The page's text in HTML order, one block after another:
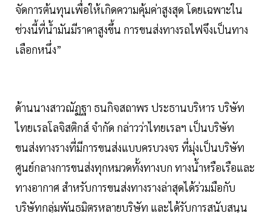
จัดการต้นทุนเพื่อให้เกิดความคุ้มค่าสูงสุด โดยเฉพาะใน
ช่วงนี้ที่น้ำมันมีราคาสูงขึ้น การขนส่งทางรถไฟจึงเป็นทาง
เลือกหนึ่ง”
ด้านนางสาวณัฏฐา ธนกิจสถาพร ประธานบริหาร บริษัท
ไทยเรลโลจิสติกส์ จำกัด กล่าวว่าไทยเรลฯ เป็นบริษัท
ขนส่งทางรางที่มีการขนส่งแบบครบวงจร ที่มุ่งเป็นบริษัท
ศูนย์กลางการขนส่งทุกหมวดทั้งทางบก ทางน้ำหรือเรือและ
ทางอากาศ สำหรับการขนส่งทางรางล่าสุดได้ร่วมมือกับ
บริษัทกลุ่มพันธมิตรหลายบริษัท และได้รับการสนับสนุน